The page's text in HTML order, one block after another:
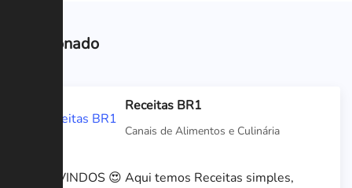
Relacionado
Receitas BR1
Canais de Alimentos e Culinária
BEM VINDOS 😍 Aqui temos Receitas simples,